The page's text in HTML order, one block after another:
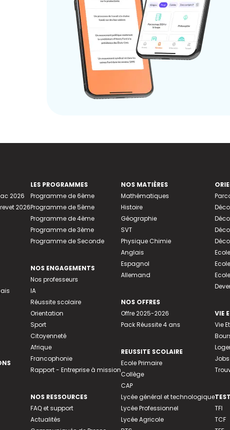
2026
2026
LES PROGRAMMES
Programme de 6ème
Programme de 5ème
Programme de 4ème
Programme de 3ème
Programme de Seconde
NOS ENGAGEMENTS
Nos professeurs
IA
Réussite scolaire
Orientation
Sport
Citoyenneté
Afrique
Francophonie
Rapport - Entreprise à mission
NOS RESSOURCES
FAQ et support
Actualités
NOS MATIÈRES
Mathématiques
Histoire
Géographie
SVT
Physique Chimie
Anglais
Espagnol
Allemand
NOS OFFRES
Offre 2025-2026
Pack Réussite 4 ans
REUSSITE SCOLAIRE
Ecole Primaire
Collège
CAP
Lycée général et technologique
Lycée Professionnel
Lycée Agricole
VIE
Vie
TFI
TCF